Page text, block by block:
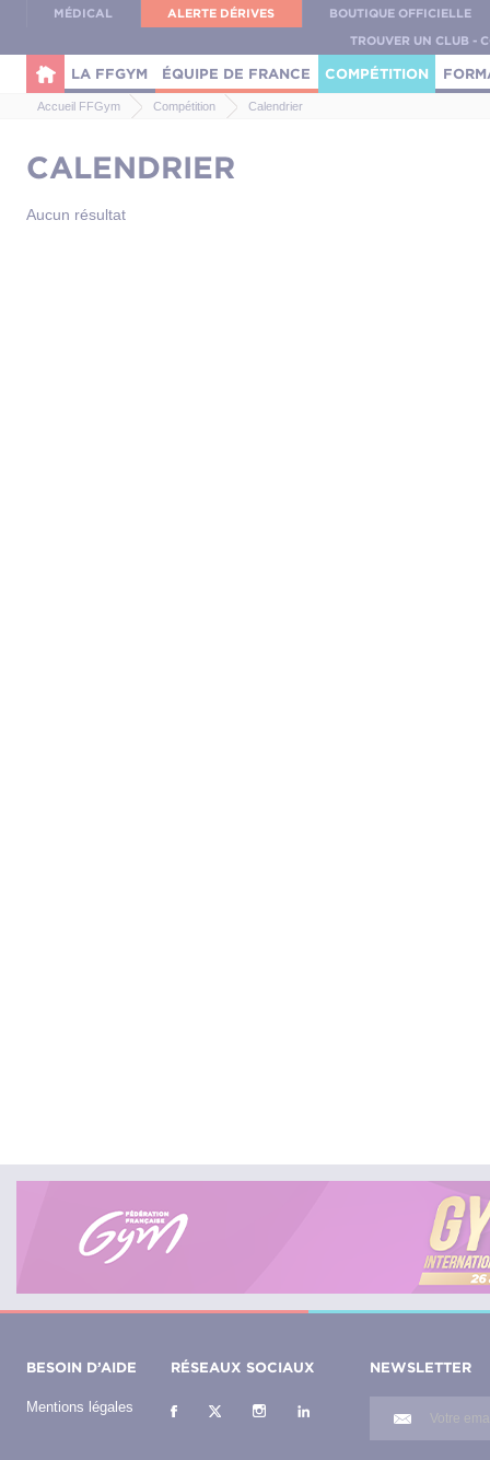
MÉDICAL ALERTE DÉRIVES BOUTIQUE OFFICIELLE
TROUVER UN CLUB -
LA FFGYM ÉQUIPE DE FRANCE COMPÉTITION
Accueil FFGym Compétition Calendrier
CALENDRIER
Aucun résultat
BESOIN D’AIDE
Mentions légales
RÉSEAUX SOCIAUX NEWSLETTER
Panneau de gestion des cookies